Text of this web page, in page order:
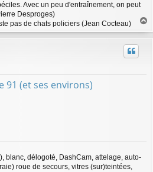
Avec un peu d'entraînement, on peut
Desproges)
pas de chats policiers (Jean Cocteau)
a
u
91 (et ses environs)
blanc, délogoté, DashCam, attelage, auto-
roue de secours, vitres (sur)teintées,